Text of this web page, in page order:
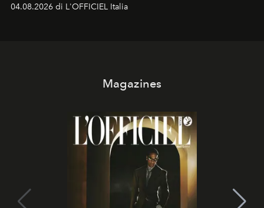
04.08.2026 di L'OFFICIEL Italia
Magazines